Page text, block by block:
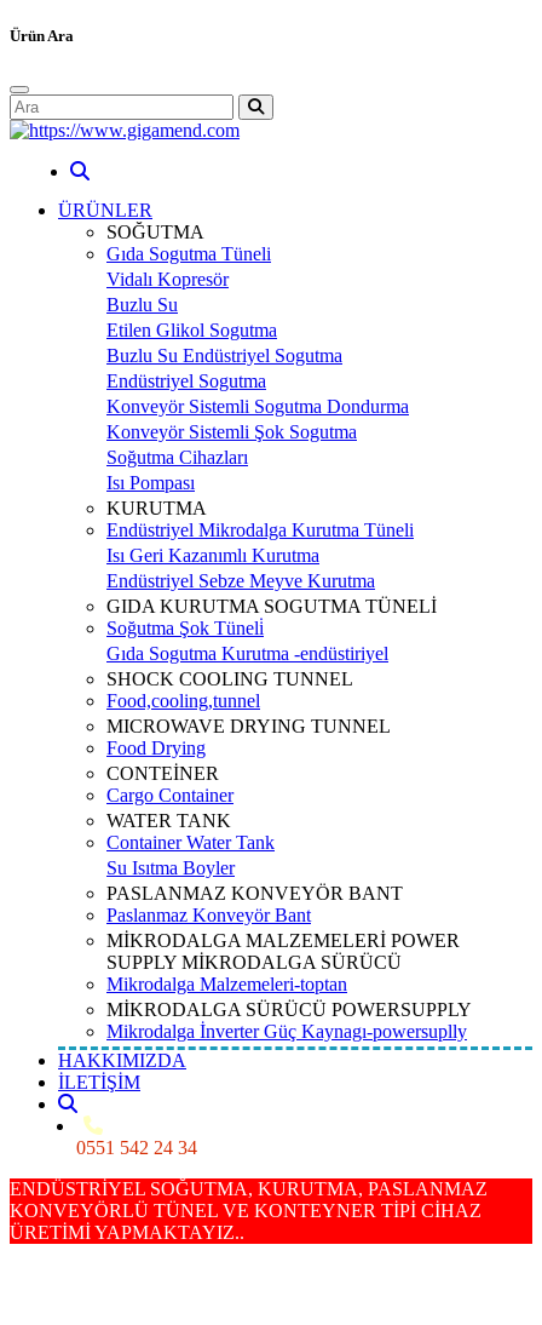
Ürün Ara
ÜRÜNLER
SOĞUTMA
Gıda Sogutma Tüneli
Vidalı Kopresör
Buzlu Su
Etilen Glikol Sogutma
Buzlu Su Endüstriyel Sogutma
Endüstriyel Sogutma
Konveyör Sistemli Sogutma Dondurma
Konveyör Sistemli Şok Sogutma
Soğutma Cihazları
Isı Pompası
KURUTMA
Endüstriyel Mikrodalga Kurutma Tüneli
Isı Geri Kazanımlı Kurutma
Endüstriyel Sebze Meyve Kurutma
GIDA KURUTMA SOGUTMA TÜNELİ
Soğutma Şok Tüneli̇
Gıda Sogutma Kurutma -endüstiriyel
SHOCK COOLING TUNNEL
Food,cooling,tunnel
MICROWAVE DRYING TUNNEL
Food Drying
CONTEİNER
Cargo Container
WATER TANK
Container Water Tank
Su Isıtma Boyler
PASLANMAZ KONVEYÖR BANT
Paslanmaz Konveyör Bant
MİKRODALGA MALZEMELERİ POWER
SUPPLY MİKRODALGA SÜRÜCÜ
Mikrodalga Malzemeleri-toptan
MİKRODALGA SÜRÜCÜ POWERSUPPLY
Mikrodalga İnverter Güç Kaynagı-powersuplly
HAKKIMIZDA
İLETİŞİM
0551 542 24 34
ENDÜSTRİYEL SOĞUTMA, KURUTMA, PASLANMAZ
KONVEYÖRLÜ TÜNEL VE KONTEYNER TİPİ CİHAZ
ÜRETİMİ YAPMAKTAYIZ..